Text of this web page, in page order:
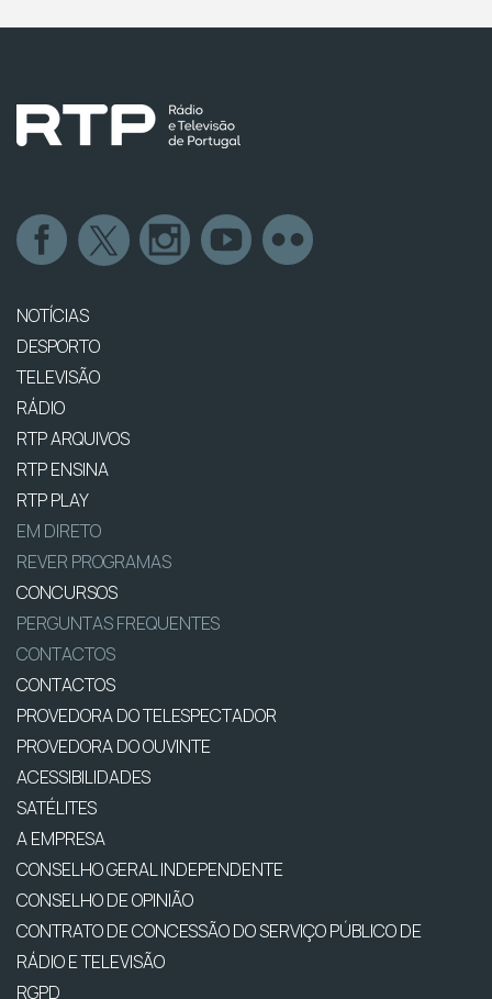
NOTÍCIAS
DESPORTO
TELEVISÃO
RÁDIO
RTP ARQUIVOS
RTP ENSINA
RTP PLAY
EM DIRETO
REVER PROGRAMAS
CONCURSOS
PERGUNTAS FREQUENTES
CONTACTOS
CONTACTOS
PROVEDORA DO TELESPECTADOR
PROVEDORA DO OUVINTE
ACESSIBILIDADES
SATÉLITES
A EMPRESA
CONSELHO GERAL INDEPENDENTE
CONSELHO DE OPINIÃO
CONTRATO DE CONCESSÃO DO SERVIÇO PÚBLICO DE
RÁDIO E TELEVISÃO
RGPD